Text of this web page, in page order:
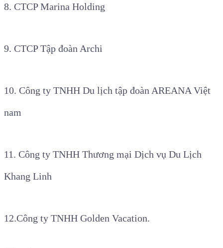
8. CTCP Marina Holding
9. CTCP Tập đoàn Archi
10. Công ty TNHH Du lịch tập đoàn AREANA Việt
nam
11. Công ty TNHH Thương mại Dịch vụ Du Lịch
Khang Linh
12.Công ty TNHH Golden Vacation.